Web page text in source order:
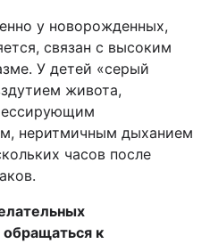
у новорожденных,
связан с высоким
У детей «серый
живота,
неритмичным дыханием
часов после
к